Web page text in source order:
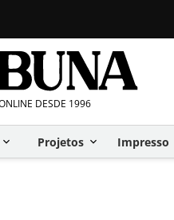
DESDE 1996
Projetos Impresso